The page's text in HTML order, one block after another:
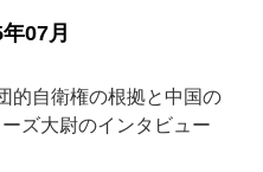
07月
自衛権の根拠と中国の
ズ大尉のインタビュー